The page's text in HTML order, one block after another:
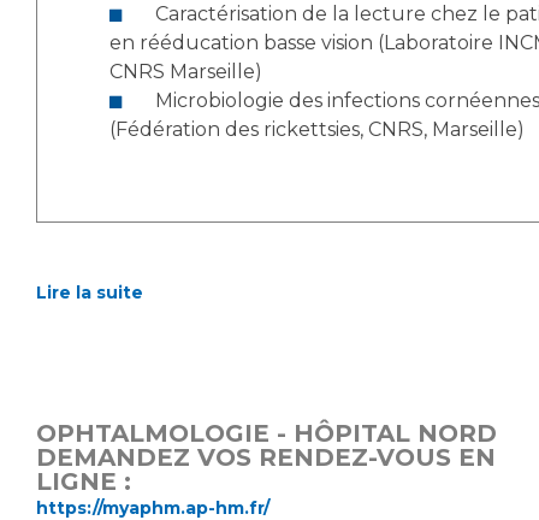
en rééducation basse vision (Laboratoire
CNRS Marseille)
(Fédération des rickettsies, CNRS, Marseille)
Lire la suite
OPHTALMOLOGIE - HÔPITAL NORD
DEMANDEZ VOS RENDEZ-VOUS EN
LIGNE :
https://myaphm.ap-hm.fr/